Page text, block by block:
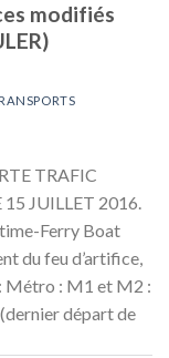
modifiés
TRAFIC
15 JUILLET 2016.
Ferry Boat
du feu d’artifice,
Métro : M1 et M2 :
départ de